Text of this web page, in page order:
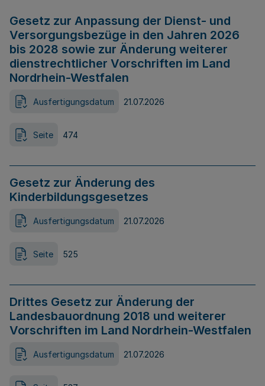
Gesetz zur Anpassung der Dienst- und
Versorgungsbezüge in den Jahren 2026
bis 2028 sowie zur Änderung weiterer
dienstrechtlicher Vorschriften im Land
Nordrhein-Westfalen
Ausfertigungsdatum 21.07.2026
Seite 474
Gesetz zur Änderung des
Kinderbildungsgesetzes
Ausfertigungsdatum 21.07.2026
Seite 525
Drittes Gesetz zur Änderung der
Landesbauordnung 2018 und weiterer
Vorschriften im Land Nordrhein-Westfalen
Ausfertigungsdatum 21.07.2026